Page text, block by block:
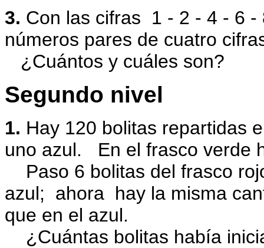
3. Con las cifras 1 - 2 - 4 - 6 -
números pares de cuatro
¿Cuántos y cuáles son?
Segundo nivel
1. Hay 120 bolitas repartidas
uno azul.
En el frasco verde
Paso 6 bolitas del frasco
azul;
ahora hay la misma
que en el azul.
¿Cuántas bolitas había